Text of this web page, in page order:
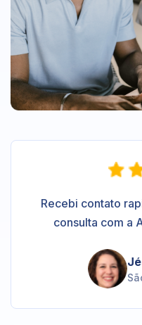
Recebi contato
consulta com a